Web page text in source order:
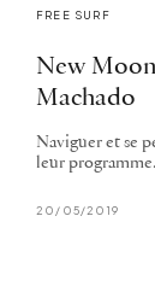
FREE SURF
New
Machado
Naviguer et se
leur programme.
20/05/2019